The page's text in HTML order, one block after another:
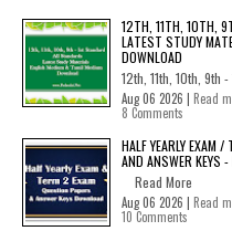
12TH, 11TH, 10TH,
LATEST STUDY
DOWNLOAD
12th, 11th, 10th, 9th -
Aug 06 2026 | Read
8 Comments
HALF YEARLY EXAM
AND ANSWER KEYS
Read More
Aug 06 2026 | Read
10 Comments